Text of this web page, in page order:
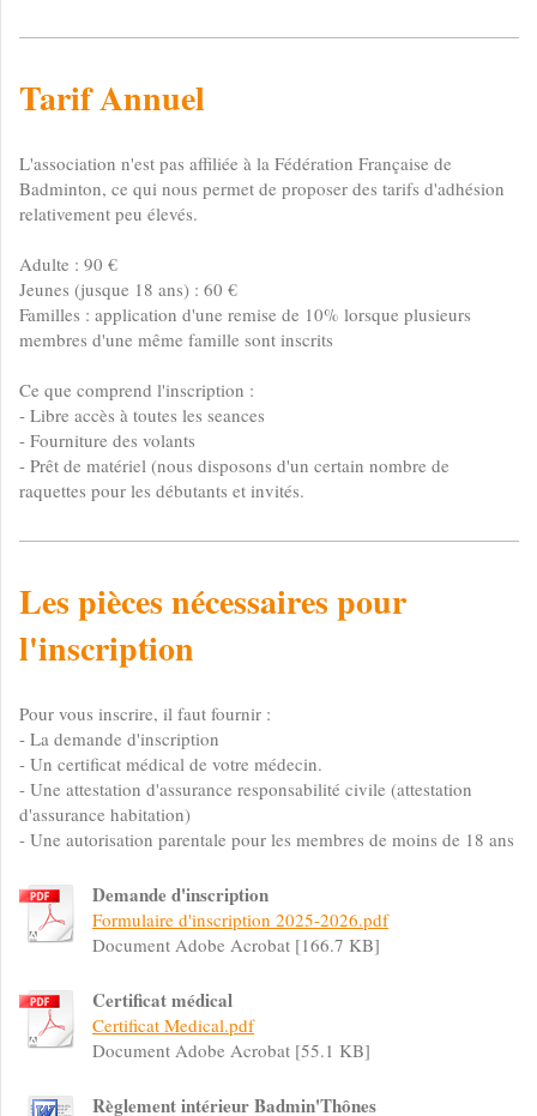
Tarif Annuel
L'association n'est pas affiliée à la Fédération Française de
Badminton, ce qui nous permet de proposer des tarifs d'adhésion
relativement peu élevés.
Adulte : 90 €
Jeunes (jusque 18 ans) : 60 €
Familles : application d'une remise de 10% lorsque plusieurs
membres d'une même famille sont inscrits
Ce que comprend l'inscription :
- Libre accès à toutes les seances
- Fourniture des volants
- Prêt de matériel (nous disposons d'un certain nombre de
raquettes pour les débutants et invités.
Les pièces nécessaires pour
l'inscription
Pour vous inscrire, il faut fournir :
- La demande d'inscription
- Un certificat médical de votre médecin.
- Une attestation d'assurance responsabilité civile (attestation
d'assurance habitation)
- Une autorisation parentale pour les membres de moins de 18 ans
Demande d'inscription
Formulaire d'inscription 2025-2026.pdf
Document Adobe Acrobat [166.7 KB]
Certificat médical
Certificat Medical.pdf
Document Adobe Acrobat [55.1 KB]
Règlement intérieur Badmin'Thônes